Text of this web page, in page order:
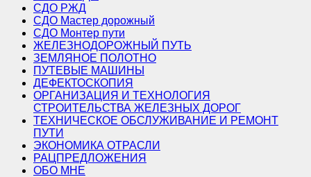
СДО РЖД
СДО Мастер дорожный
СДО Монтер пути
ЖЕЛЕЗНОДОРОЖНЫЙ ПУТЬ
ЗЕМЛЯНОЕ ПОЛОТНО
ПУТЕВЫЕ МАШИНЫ
ДЕФЕКТОСКОПИЯ
ОРГАНИЗАЦИЯ И ТЕХНОЛОГИЯ
СТРОИТЕЛЬСТВА ЖЕЛЕЗНЫХ ДОРОГ
ТЕХНИЧЕСКОЕ ОБСЛУЖИВАНИЕ И РЕМОНТ
ПУТИ
ЭКОНОМИКА ОТРАСЛИ
РАЦПРЕДЛОЖЕНИЯ
ОБО МНЕ